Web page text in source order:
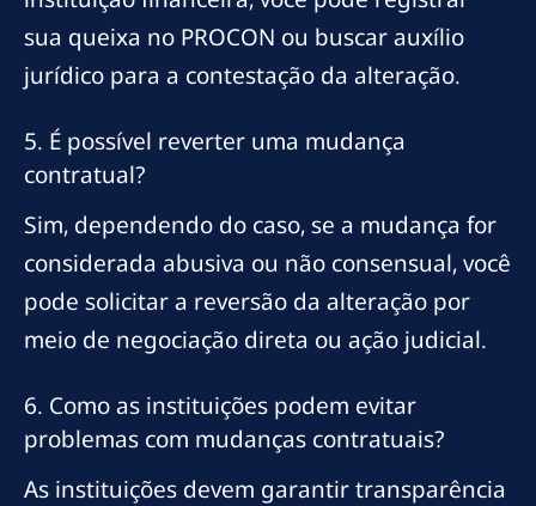
sua queixa no PROCON ou buscar auxílio
jurídico para a contestação da alteração.
5. É possível reverter uma mudança
contratual?
Sim, dependendo do caso, se a mudança for
considerada abusiva ou não consensual, você
pode solicitar a reversão da alteração por
meio de negociação direta ou ação judicial.
6. Como as instituições podem evitar
problemas com mudanças contratuais?
As instituições devem garantir transparência